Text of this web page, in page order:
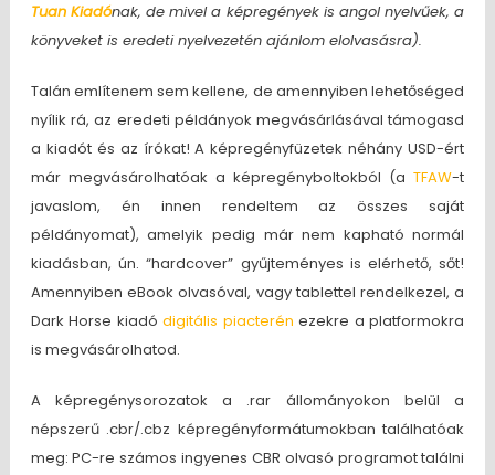
Tuan Kiadónak, de mivel a képregények is angol nyelvűek, a
könyveket is eredeti nyelvezetén ajánlom elolvasásra).
Talán említenem sem kellene, de amennyiben lehetőséged
nyílik rá, az eredeti példányok megvásárlásával támogasd
a kiadót és az írókat! A képregényfüzetek néhány USD-ért
már megvásárolhatóak a képregényboltokból (aTFAW-t
javaslom, én innen rendeltem az összes saját
példányomat), amelyik pedig már nem kapható normál
kiadásban, ún. “hardcover” gyűjteményes is elérhető, sőt!
Amennyiben eBook olvasóval, vagy tablettel rendelkezel, a
Dark Horse kiadódigitális piacterén ezekre a platformokra
is megvásárolhatod.
A képregénysorozatok a .rar állományokon belül a
népszerű .cbr/.cbz képregényformátumokban találhatóak
meg: PC-re számos ingyenes CBR olvasó programot találni